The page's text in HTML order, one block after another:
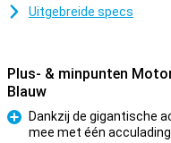
Uitgebreide specs
Plus- & minpunten
Blauw
Pluspunt
Dankzij de gigantische
mee met één acculading